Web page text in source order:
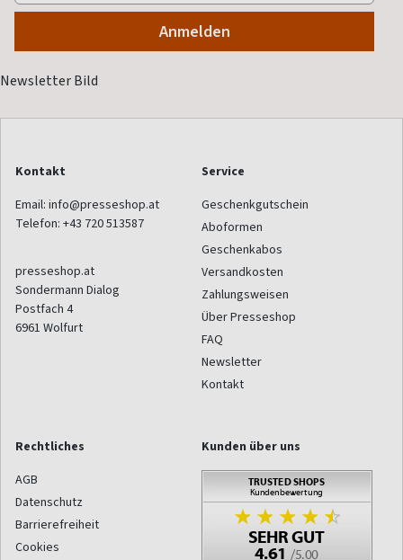
Kontakt
Email: info@presseshop.at
Telefon: +43 720 513587
presseshop.at
Sondermann Dialog
Postfach 4
6961 Wolfurt
Service
Geschenkgutschein
Aboformen
Geschenkabos
Versandkosten
Zahlungsweisen
Über Presseshop
FAQ
Newsletter
Kontakt
Rechtliches
AGB
Datenschutz
Barrierefreiheit
Cookies
Kunden über uns